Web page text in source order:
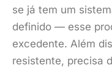
se já tem um
definido — esse
excedente. Além
resistente, precisa